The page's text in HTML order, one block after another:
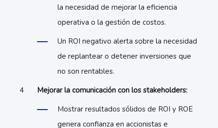
la necesidad de mejorar la eficiencia
operativa o la gestión de costos.
Un ROI negativo alerta sobre la necesidad
de replantear o detener inversiones que
no son rentables.
Mejorar la comunicación con los stakeholders:
Mostrar resultados sólidos de ROI y ROE
genera confianza en accionistas e